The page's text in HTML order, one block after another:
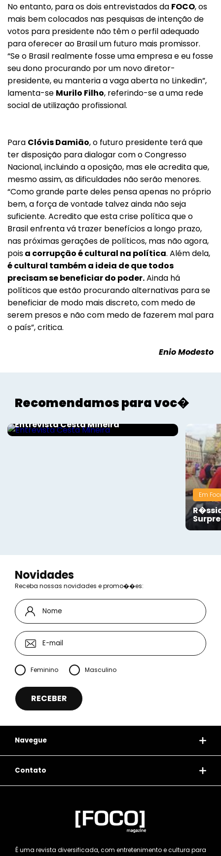
No entanto, para os dois entrevistados da FOCO, os
mais bem colocados nas pesquisas de intenção de
votos para presidente não têm o perfil adequado
para oferecer ao Brasil um futuro mais promissor.
“Se o Brasil realmente fosse uma empresa e eu fosse
seu dono procurando por um novo diretor-
presidente, eu manteria a vaga aberta no Linkedin”,
lamenta-se Murilo Filho, referindo-se a uma rede
social de utilização profissional.
Para Clóvis Damião, o futuro presidente terá que
ter disposição para dialogar com o Congresso
Nacional, incluindo a oposição, mas ele acredita que,
mesmo assim, as dificuldades não serão menores.
“Como grande parte deles pensa apenas no próprio
bem, a força de vontade talvez ainda não seja
suficiente. Acredito que esta crise política que o
Brasil enfrenta vá trazer benefícios a longo prazo,
nas próximas gerações de políticos, mas não agora,
poisa corrupção é cultural na política. Além dela,
é cultural também a ideia de que todos
precisam se beneficiar do poder.Ainda há
políticos que estão procurando alternativas para se
beneficiar de modo mais discreto, com medo de
serem presos e não com medo de fazerem mal para
o país”, critica.
Enio Modesto
Recomendamos para voc�
Em Foco
Entrevista Cesta Mineira
Em
Novidades
Receba nossas novidades e promo��es:
Feminino Masculino
Navegue
Contato
É uma revista diversificada, com entretenimento e cultura para